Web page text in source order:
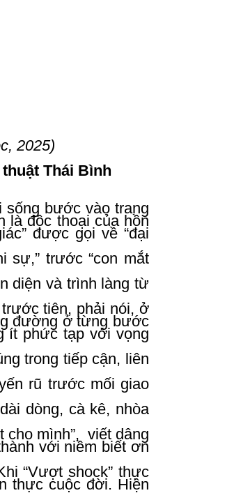
2025)
Thái Bình
bước vào trang
là độc thoại của hồn
được gọi về “đại
sự,” trước “con mắt
diện và trình làng từ
tiên, phải nói, ở
đường ở từng bước
ít phức tạp với vọng
trong tiếp cận, liên
rũ trước mối giao
dòng, cà kê, nhòa
cho mình”, viết dâng
với niềm biết ơn
“Vượt shock” thực
thực cuộc đời. Hiện